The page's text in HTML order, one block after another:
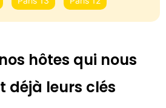
hôtes qui nous
déjà leurs clés